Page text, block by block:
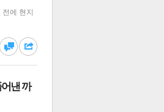
댓글 공유
에 현지
낸 까